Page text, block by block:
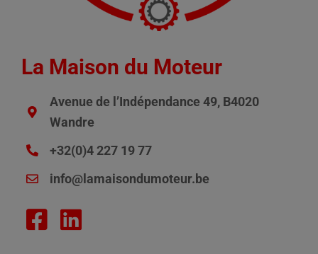
La Maison du Moteur
Avenue de l’Indépendance 49, B4020
Wandre
+32(0)4 227 19 77
info@lamaisondumoteur.be